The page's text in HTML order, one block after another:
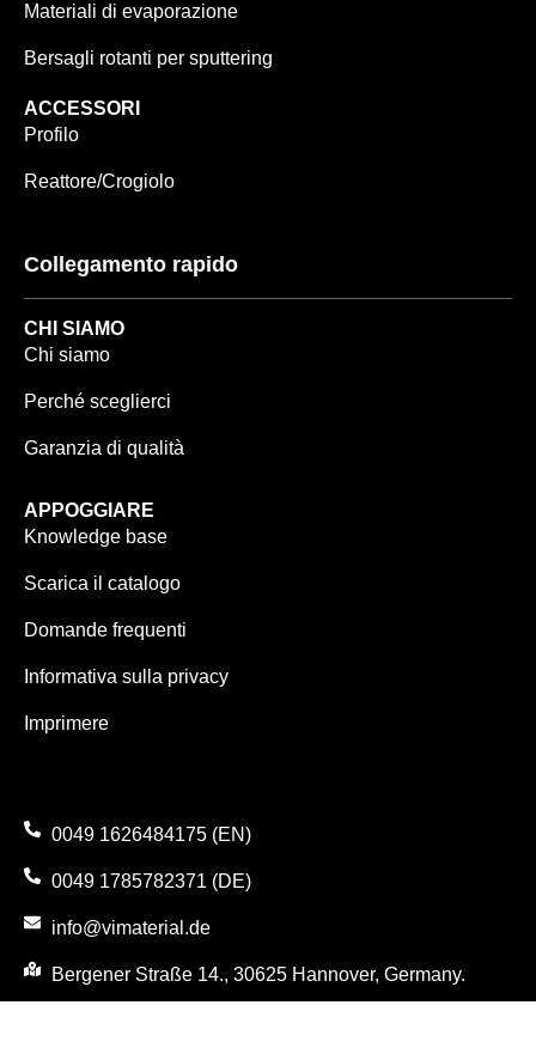
Materiali di evaporazione
Bersagli rotanti per sputtering
ACCESSORI
Profilo
Reattore/Crogiolo
Collegamento rapido
CHI SIAMO
Chi siamo
Perché sceglierci
Garanzia di qualità
APPOGGIARE
Knowledge base
Scarica il catalogo
Domande frequenti
Informativa sulla privacy
Imprimere
0049 1626484175 (EN)
0049 1785782371 (DE)
info@vimaterial.de
Bergener Straße 14., 30625 Hannover, Germany.